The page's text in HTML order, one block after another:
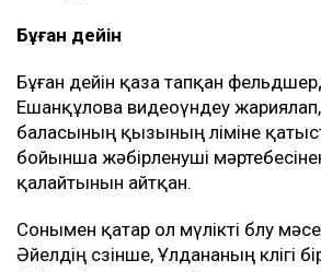
Бұған дейін
Бұған дейін қаза тапқан
Ешанқұлова видеоүндеу
баласының қызының өліміне
бойынша жәбірленуші
қалайтынын айтқан.
Сонымен қатар ол мүлікті бөлу
Әйелдің сөзінше, Ұлдананың көлігі